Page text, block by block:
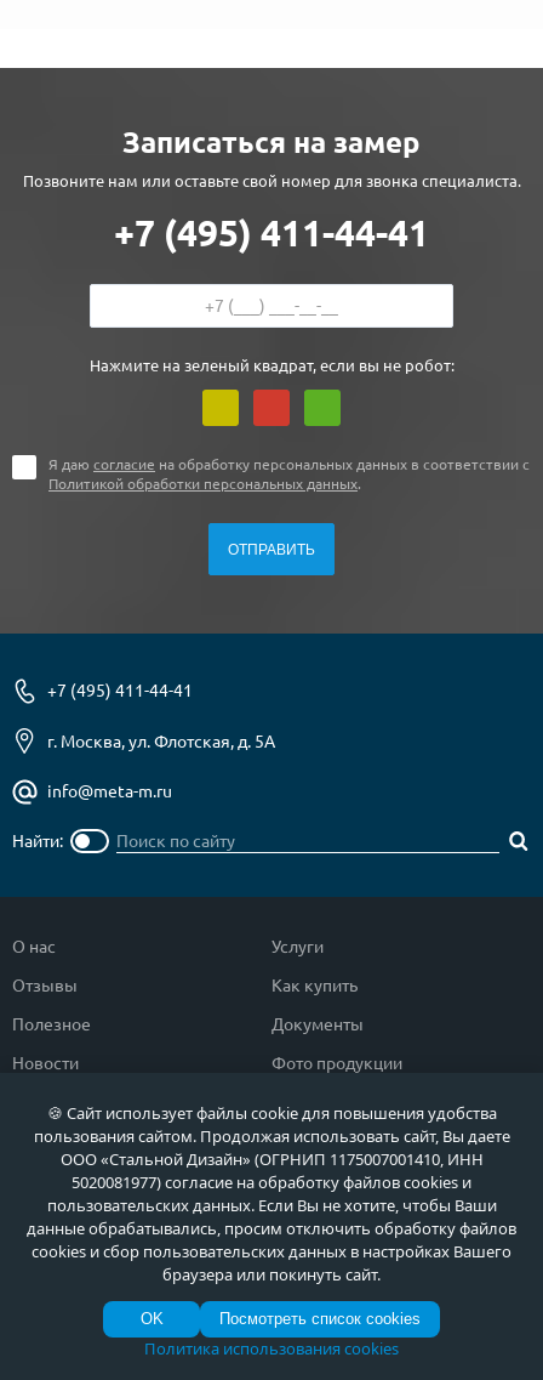
Записаться на замер
Позвоните нам или оставьте свой номер для звонка специалиста.
+7 (495) 411-44-41
Нажмите на зеленый квадрат, если вы не робот:
Я даю согласие на обработку персональных данных в соответствии с
Политикой обработки персональных данных.
+7 (495) 411-44-41
г. Москва, ул. Флотская, д. 5А
info@meta-m.ru
Найти:
О нас
Отзывы
Полезное
Новости
Услуги
Как купить
Документы
Фото продукции
Каталог дверей
Двери со скидкой
Популярные двери
Быстрый подбор двери
Двери класса ЭКОНОМ
Двери в дом
Парадные двери
Двери в квартиру
Тамбурные двери
Противопожарные двери
🍪 Сайт использует файлы cookie для повышения удобства
пользования сайтом. Продолжая использовать сайт, Вы даете
ООО «Стальной Дизайн» (ОГРНИП 1175007001410, ИНН
5020081977) согласие на обработку файлов cookies и
пользовательских данных. Если Вы не хотите, чтобы Ваши
данные обрабатывались, просим отключить обработку файлов
cookies и сбор пользовательских данных в настройках Вашего
браузера или покинуть сайт.
OK Посмотреть список cookies
Политика использования cookies